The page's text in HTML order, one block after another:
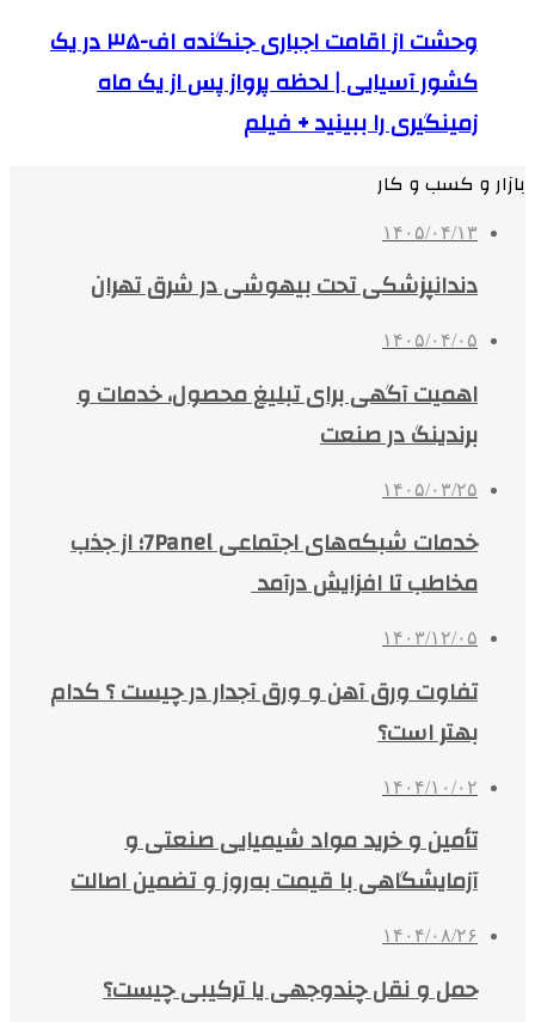
وحشت از اقامت اجباری جنگنده اف-۳۵ در یک
کشور آسیایی | لحظه پرواز پس از یک ماه
زمینگیری را ببینید + فیلم
بازار و کسب و کار
۱۴۰۵/۰۴/۱۳
دندانپزشکی تحت بیهوشی در شرق تهران
۱۴۰۵/۰۴/۰۵
اهمیت آگهی برای تبلیغ محصول، خدمات و
برندینگ در صنعت
۱۴۰۵/۰۳/۲۵
خدمات شبکه‌های اجتماعی 7Panel؛ از جذب
مخاطب تا افزایش درآمد
۱۴۰۳/۱۲/۰۵
تفاوت ورق آهن و ورق آجدار در چیست ؟ کدام
بهتر است؟
۱۴۰۴/۱۰/۰۲
تأمین و خرید مواد شیمیایی صنعتی و
آزمایشگاهی با قیمت به‌روز و تضمین اصالت
۱۴۰۴/۰۸/۲۶
حمل و نقل چندوجهی یا ترکیبی چیست؟